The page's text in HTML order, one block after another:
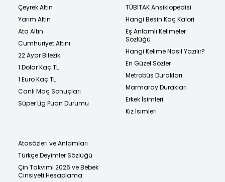
Çeyrek Altın
Yarım Altın
Ata Altın
Cumhuriyet Altını
22 Ayar Bilezik
1 Dolar Kaç TL
1 Euro Kaç TL
Canlı Maç Sonuçları
Süper Lig Puan Durumu
TÜBİTAK Ansiklopedisi
Hangi Besin Kaç Kalori
Eş Anlamlı Kelimeler
Sözlüğü
Hangi Kelime Nasıl Yazılır?
En Güzel Sözler
Metrobüs Durakları
Marmaray Durakları
Erkek İsimleri
Kız İsimleri
Atasözleri ve Anlamları
Türkçe Deyimler Sözlüğü
Çin Takvimi 2026 ve Bebek
Cinsiyeti Hesaplama